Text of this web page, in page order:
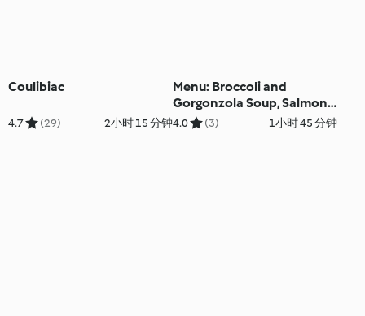
Coulibiac
4.7 (29) 2小时 15 分钟
Menu: Broccoli and
Gorgonzola Soup, Salmon
with Vegetables and Dill
4.0 (3) 1小时 45 分钟